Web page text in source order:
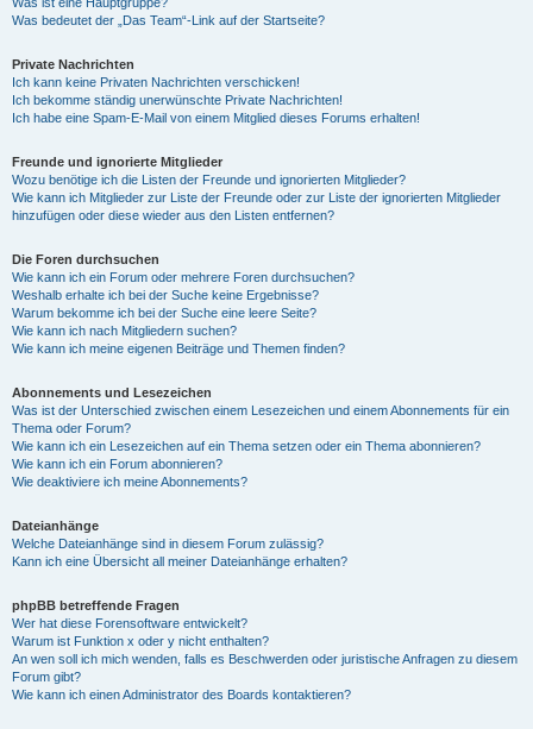
Was bedeutet der „Das Team“-Link auf der Startseite?
Private Nachrichten
Ich kann keine Privaten Nachrichten verschicken!
Ich bekomme ständig unerwünschte Private Nachrichten!
Ich habe eine Spam-E-Mail von einem Mitglied dieses Forums erhalten!
Freunde und ignorierte Mitglieder
Wozu benötige ich die Listen der Freunde und ignorierten Mitglieder?
Wie kann ich Mitglieder zur Liste der Freunde oder zur Liste der ignorierten Mitglieder
hinzufügen oder diese wieder aus den Listen entfernen?
Die Foren durchsuchen
Wie kann ich ein Forum oder mehrere Foren durchsuchen?
Weshalb erhalte ich bei der Suche keine Ergebnisse?
Warum bekomme ich bei der Suche eine leere Seite?
Wie kann ich nach Mitgliedern suchen?
Wie kann ich meine eigenen Beiträge und Themen finden?
Abonnements und Lesezeichen
Was ist der Unterschied zwischen einem Lesezeichen und einem Abonnements für ein
Thema oder Forum?
Wie kann ich ein Lesezeichen auf ein Thema setzen oder ein Thema abonnieren?
Wie kann ich ein Forum abonnieren?
Wie deaktiviere ich meine Abonnements?
Dateianhänge
Welche Dateianhänge sind in diesem Forum zulässig?
Kann ich eine Übersicht all meiner Dateianhänge erhalten?
phpBB betreffende Fragen
Wer hat diese Forensoftware entwickelt?
Warum ist Funktion x oder y nicht enthalten?
An wen soll ich mich wenden, falls es Beschwerden oder juristische Anfragen zu diesem
Forum gibt?
Wie kann ich einen Administrator des Boards kontaktieren?